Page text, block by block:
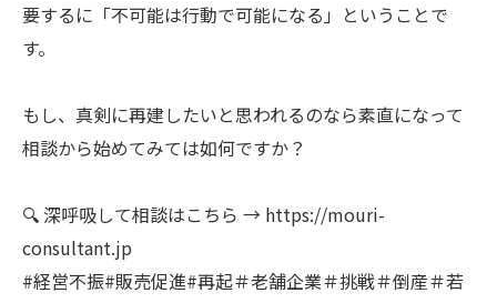
要するに「不可能は行動で可能になる」ということで
す。
もし、真剣に再建したいと思われるのなら素直になって
相談から始めてみては如何ですか？
🔍 深呼吸して相談はこちら → https://mouri-
consultant.jp
#経営不振#販売促進#再起＃老舗企業＃挑戦＃倒産＃若